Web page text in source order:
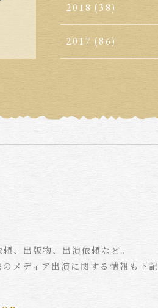
2018 (38)
2017 (86)
、出版物、出演依頼など。
メディア出演に関する情報も下記